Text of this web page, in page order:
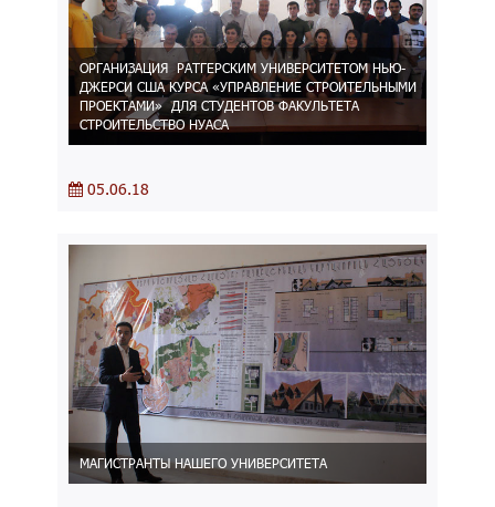
ОРГАНИЗАЦИЯ РАТГЕРСКИМ УНИВЕРСИТЕТОМ НЬЮ-
ДЖЕРСИ США КУРСА «УПРАВЛЕНИЕ СТРОИТЕЛЬНЫМИ
ПРОЕКТАМИ» ДЛЯ СТУДЕНТОВ ФАКУЛЬТЕТА
СТРОИТЕЛЬСТВО НУАСА
05.06.18
МАГИСТРАНТЫ НАШЕГО УНИВЕРСИТЕТА